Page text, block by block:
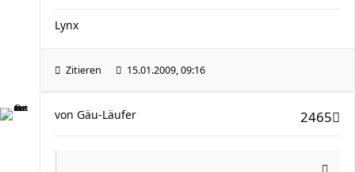
Lynx
Zitieren 15.01.2009, 09:16
2465
von Gäu-Läufer